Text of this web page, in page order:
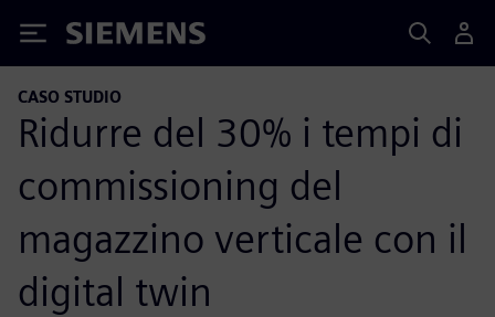
Siemens
CASO STUDIO
Ridurre del 30% i tempi di
commissioning del
magazzino verticale con il
digital twin